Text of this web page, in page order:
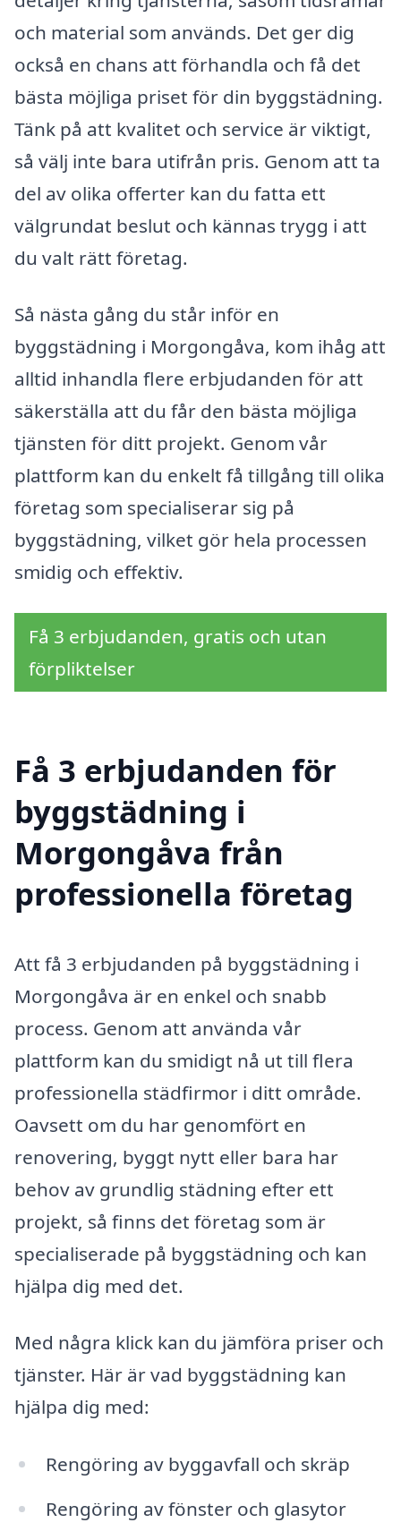
och material som används. Det ger dig
också en chans att förhandla och få det
bästa möjliga priset för din byggstädning.
Tänk på att kvalitet och service är viktigt,
så välj inte bara utifrån pris. Genom att ta
del av olika offerter kan du fatta ett
välgrundat beslut och kännas trygg i att
du valt rätt företag.
Så nästa gång du står inför en
byggstädning i Morgongåva, kom ihåg att
alltid inhandla flere erbjudanden för att
säkerställa att du får den bästa möjliga
tjänsten för ditt projekt. Genom vår
plattform kan du enkelt få tillgång till olika
företag som specialiserar sig på
byggstädning, vilket gör hela processen
smidig och effektiv.
Få 3 erbjudanden, gratis och utan
förpliktelser
Få 3 erbjudanden för
byggstädning i
Morgongåva från
professionella företag
Att få 3 erbjudanden på byggstädning i
Morgongåva är en enkel och snabb
process. Genom att använda vår
plattform kan du smidigt nå ut till flera
professionella städfirmor i ditt område.
Oavsett om du har genomfört en
renovering, byggt nytt eller bara har
behov av grundlig städning efter ett
projekt, så finns det företag som är
specialiserade på byggstädning och kan
hjälpa dig med det.
Med några klick kan du jämföra priser och
tjänster. Här är vad byggstädning kan
hjälpa dig med:
Rengöring av byggavfall och skräp
Rengöring av fönster och glasytor